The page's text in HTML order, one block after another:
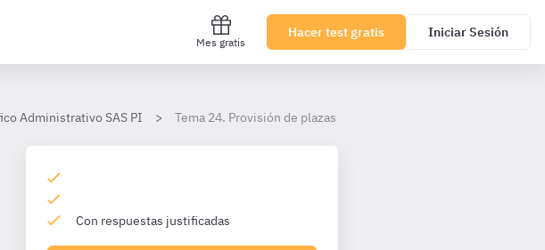
Mes gratis
Hacer test gratis Iniciar Sesión
Administrativo SAS PI Tema 24. Provisión de plazas del personal estatutario del Servicio
Con respuestas justificadas